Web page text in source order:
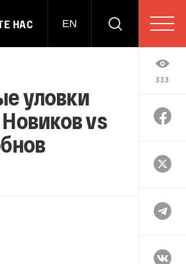
НАС EN
333
уловки
vs